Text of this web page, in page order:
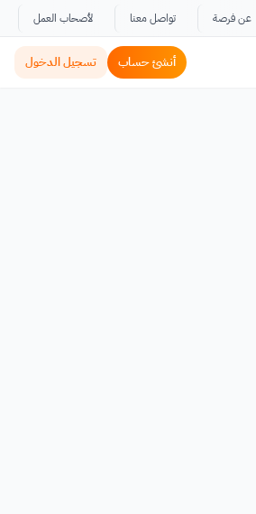
عن فرصة تواصل معنا لأصحاب العمل
أنشئ حساب تسجيل الدخول